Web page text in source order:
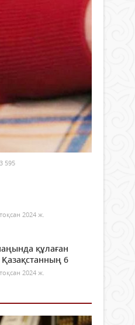
3 595
2024 ж.
құлаған
6
2024 ж.